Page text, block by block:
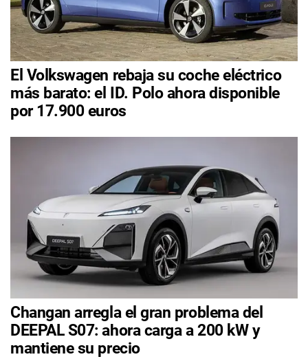
El Volkswagen rebaja su coche eléctrico
más barato: el ID. Polo ahora disponible
por 17.900 euros
Changan arregla el gran problema del
DEEPAL S07: ahora carga a 200 kW y
mantiene su precio